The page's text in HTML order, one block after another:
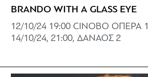
BRANDO WITH A GLASS EYE
12/10/24 19:00 CINOBO ΟΠΕΡΑ 1
14/10/24, 21:00, ΔΑΝΑΟΣ 2